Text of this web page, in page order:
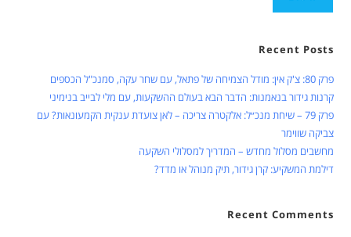
Recent Posts
פרק 80: צ'ק אין: מודל הצמיחה של פתאל, עם שחר עקה, סמנכ"ל הכספים
קרנות גידור בנאמנות: הדבר הבא בעולם ההשקעות, עם מלי לבייב בנימיני
פרק 79 – שיחת מנכ״ל: אלקטרה צריכה – לאן צועדת ענקית הקמעונאות? עם
צביקה שווימר
מחשבים מסלול מחדש – המדריך למסלולי השקעה
דילמת המשקיע: קרן גידור, תיק מנוהל או מדד?
Recent Comments